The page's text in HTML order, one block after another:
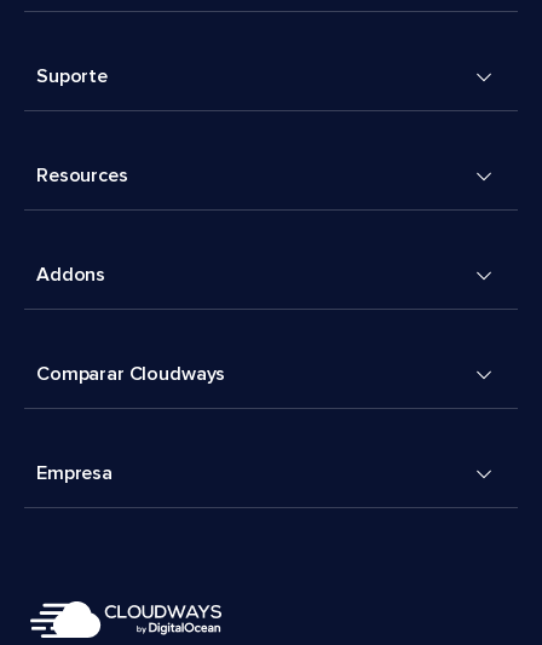
Suporte
Resources
Addons
Comparar Cloudways
Empresa